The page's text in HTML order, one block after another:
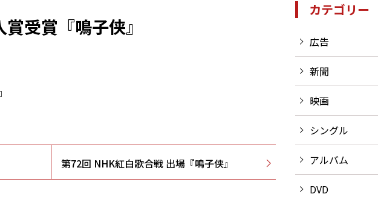
受賞『鳴子侠』
第72回 NHK紅白歌合戦 出場『鳴子侠』
カテゴリー
広告
新聞
映画
シングル
アルバム
DVD